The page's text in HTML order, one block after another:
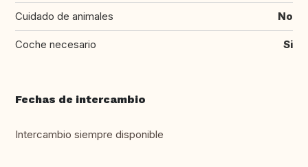
Cuidado de animales No
Coche necesario Si
Fechas de intercambio
Intercambio siempre disponible